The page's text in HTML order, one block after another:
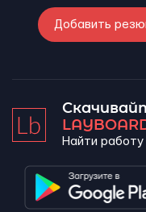
Добавить
Найти